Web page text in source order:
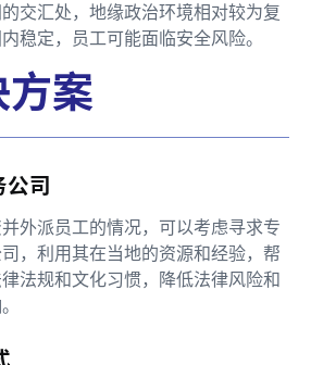
交汇处，地缘政治环境相对较为复
稳定，员工可能面临安全风险。
案
司
外派员工的情况，可以考虑寻求专
，利用其在当地的资源和经验，帮
法规和文化习惯，降低法律风险和